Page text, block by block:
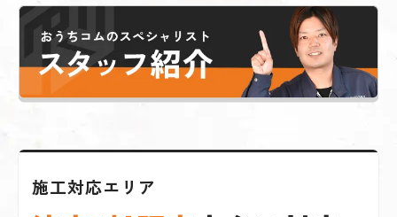
施工対応エリア